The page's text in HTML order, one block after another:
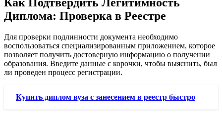
Как Подтвердить Легитимность
Диплома: Проверка в Реестре
Для проверки подлинности документа необходимо
воспользоваться специализированным приложением, которое
позволяет получить достоверную информацию о получении
образования. Введите данные с корочки, чтобы выяснить, был
ли проведен процесс регистрации.
Купить диплом вуза с занесением в реестр быстро